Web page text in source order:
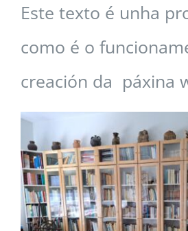
Este texto é unha
como é o
creación da páxina